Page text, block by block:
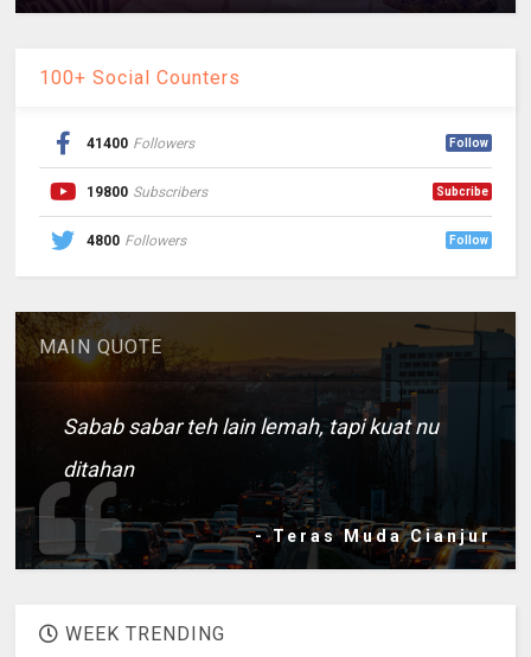
100+ Social Counters
41400 Followers Follow
19800 Subscribers Subcribe
4800 Followers Follow
MAIN QUOTE
Sabab sabar teh lain lemah, tapi kuat nu
ditahan
- Teras Muda Cianjur
WEEK TRENDING